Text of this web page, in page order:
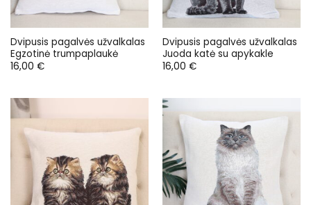
Dvipusis pagalvės užvalkalas
Egzotinė trumpaplaukė
16,00 €
Dvipusis pagalvės užvalkalas
Juoda katė su apykakle
16,00 €